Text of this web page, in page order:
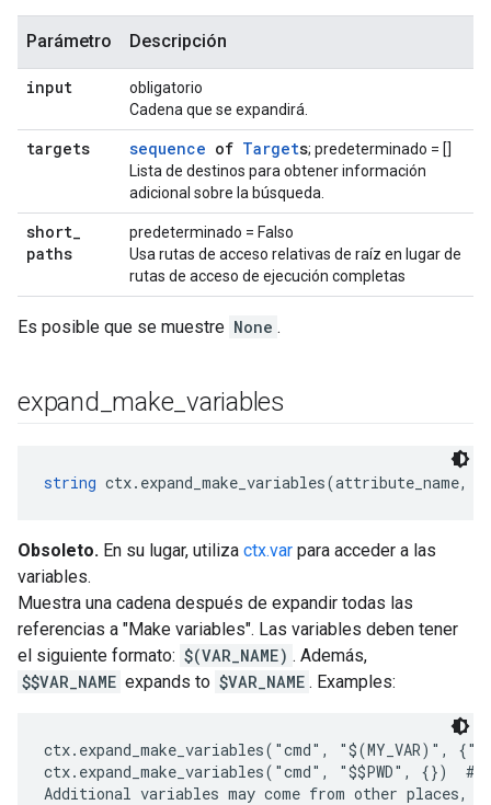
Parámetro Descripción
input
obligatorio
Cadena que se expandirá.
targets sequence of Targets; predeterminado = []
Lista de destinos para obtener información
adicional sobre la búsqueda.
short_
paths
predeterminado = Falso
Usa rutas de acceso relativas de raíz en lugar de
rutas de acceso de ejecución completas
Es posible que se muestre None .
expand make _variables
string ctx.expand_make_variables(attribute_name,
Obsoleto. En su lugar, utiliza ctx.var para acceder a las
variables.
Muestra una cadena después de expandir todas las
referencias a "Make variables". Las variables deben tener
el siguiente formato: $(VAR_NAME) . Además,
$$VAR_NAME expands to $VAR_NAME . Examples:
ctx.expand_make_variables("cmd", "$(MY_VAR)",
ctx.expand_make_variables("cmd", "$$PWD", {})  #
Additional variables may come from other